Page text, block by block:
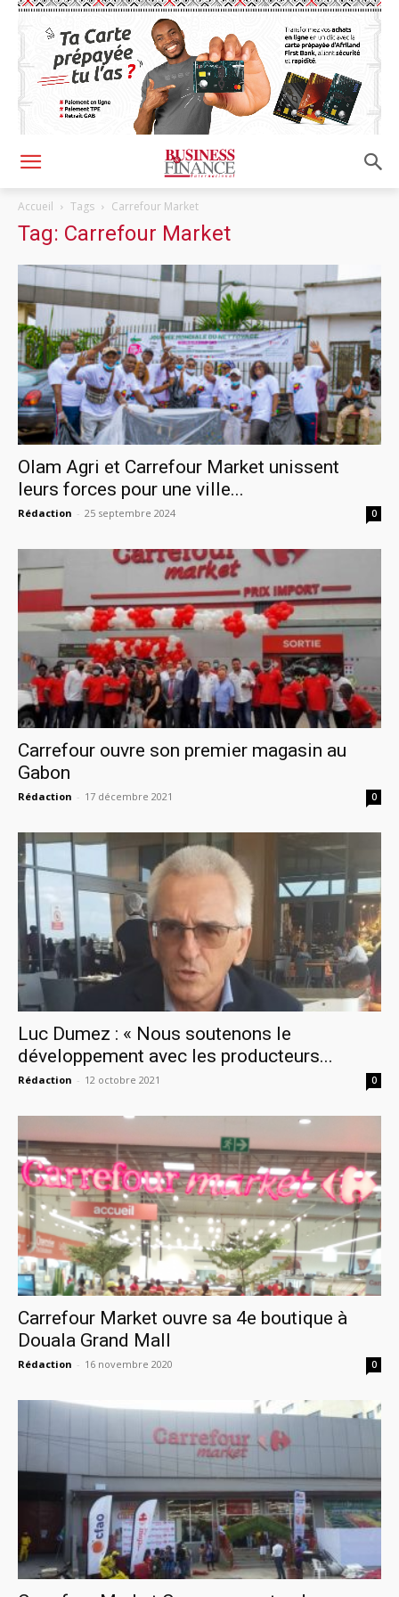
Accueil Tags Carrefour Market
Tag: Carrefour Market
Olam Agri et Carrefour Market unissent
leurs forces pour une ville...
Rédaction - 25 septembre 2024 0
Carrefour ouvre son premier magasin au
Gabon
Rédaction - 17 décembre 2021 0
Luc Dumez : « Nous soutenons le
développement avec les producteurs...
Rédaction - 12 octobre 2021 0
Carrefour Market ouvre sa 4e boutique à
Douala Grand Mall
Rédaction - 16 novembre 2020 0